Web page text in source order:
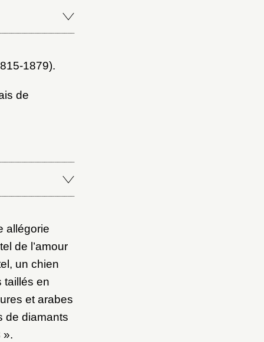
1879).
de
allégorie
de l’amour
un chien
taillés en
et arabes
de diamants